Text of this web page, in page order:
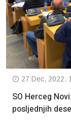
27 Dec, 2022.
SO Herceg
posljednjih